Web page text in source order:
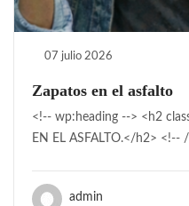
07 julio 2026
Zapatos en el asfalto
<!-- wp:heading --> <h2
EN EL ASFALTO.</h2>
admin